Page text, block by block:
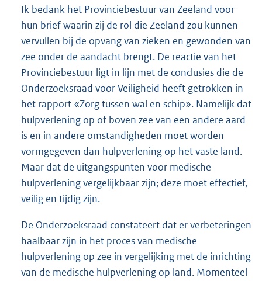
Ik bedank het Provinciebestuur van Zeeland voor
hun brief waarin zij de rol die Zeeland zou kunnen
vervullen bij de opvang van zieken en gewonden van
zee onder de aandacht brengt. De reactie van het
Provinciebestuur ligt in lijn met de conclusies die de
Onderzoeksraad voor Veiligheid heeft getrokken in
het rapport «Zorg tussen wal en schip». Namelijk dat
hulpverlening op of boven zee van een andere aard
is en in andere omstandigheden moet worden
vormgegeven dan hulpverlening op het vaste land.
Maar dat de uitgangspunten voor medische
hulpverlening vergelijkbaar zijn; deze moet effectief,
veilig en tijdig zijn.
De Onderzoeksraad constateert dat er verbeteringen
haalbaar zijn in het proces van medische
hulpverlening op zee in vergelijking met de inrichting
van de medische hulpverlening op land. Momenteel